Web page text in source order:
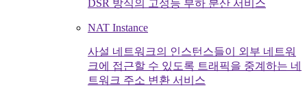
DSR 방식의 고성능 부하 분산 서비스
NAT Instance
사설 네트워크의 인스턴스들이 외부 네트워
크에 접근할 수 있도록 트래픽을 중계하는 네
트워크 주소 변환 서비스